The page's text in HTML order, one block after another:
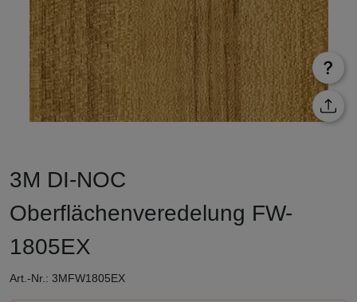
3M DI-NOC
Oberflächenveredelung FW-
1805EX
Art.-Nr.: 3MFW1805EX